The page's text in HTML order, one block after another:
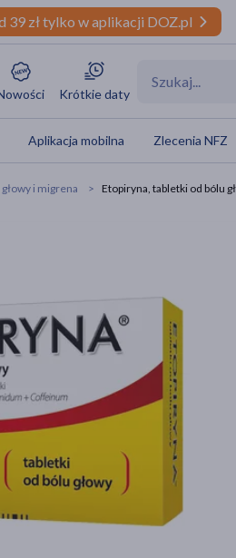
39 zł tylko w aplikacji DOZ.pl
Krótkie daty
Aplikacja mobilna Zlecenia NFZ
głowy i migrena Etopiryna, tabletki od bólu